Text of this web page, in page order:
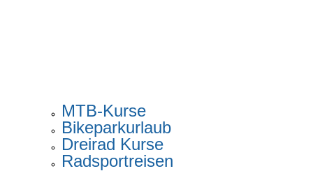
MTB-Kurse
Bikeparkurlaub
Dreirad Kurse
Radsportreisen